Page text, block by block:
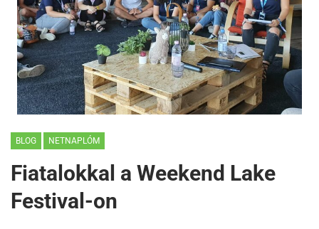
BLOG NETNAPLÓM
Fiatalokkal a Weekend Lake
Festival-on